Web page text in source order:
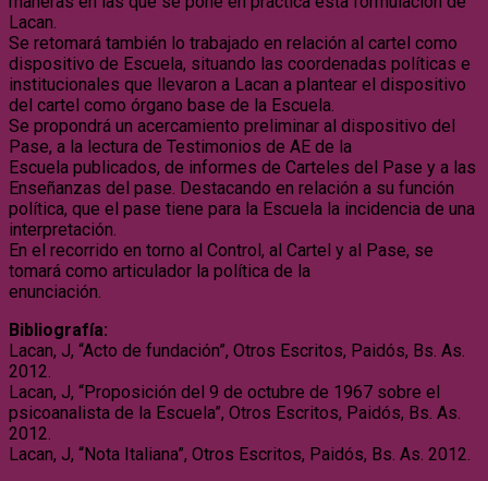
Lacan.
Se retomará también lo trabajado en relación al cartel como
dispositivo de Escuela, situando las coordenadas políticas e
institucionales que llevaron a Lacan a plantear el dispositivo
del cartel como órgano base de la Escuela.
Se propondrá un acercamiento preliminar al dispositivo del
Pase, a la lectura de Testimonios de AE de la
Escuela publicados, de informes de Carteles del Pase y a las
Enseñanzas del pase. Destacando en relación a su función
política, que el pase tiene para la Escuela la incidencia de una
interpretación.
En el recorrido en torno al Control, al Cartel y al Pase, se
tomará como articulador la política de la
enunciación.
Bibliografía:
Lacan, J, “Acto de fundación”, Otros Escritos, Paidós, Bs. As.
2012.
Lacan, J, “Proposición del 9 de octubre de 1967 sobre el
psicoanalista de la Escuela”, Otros Escritos, Paidós, Bs. As.
2012.
Lacan, J, “Nota Italiana”, Otros Escritos, Paidós, Bs. As. 2012.